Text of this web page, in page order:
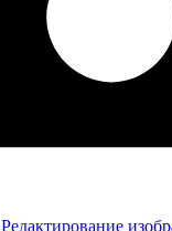
Редактирование